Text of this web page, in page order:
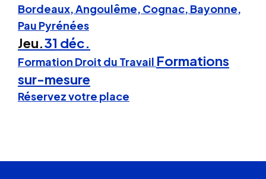
Bordeaux, Angoulême, Cognac, Bayonne,
Pau Pyrénées
Jeu.31 déc.
Formation Droit du Travail Formations
sur-mesure
Réservez votre place